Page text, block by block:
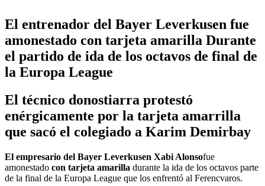
El entrenador del Bayer Leverkusen fue
amonestado con tarjeta amarilla Durante
el partido de ida de los octavos de final de
la Europa League
El técnico donostiarra protestó
enérgicamente por la tarjeta amarrilla
que sacó el colegiado a Karim Demirbay
El empresario del Bayer Leverkusen Xabi Alonsofue
amonestado con tarjeta amarilla durante la ida de los octavos parte
de la final de la Europa League que los enfrentó al Ferencvaros.